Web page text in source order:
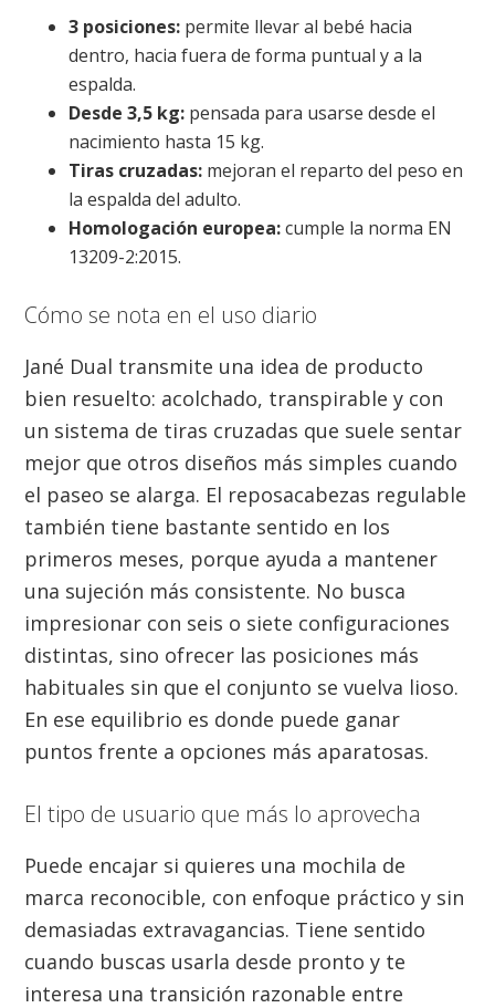
3 posiciones: permite llevar al bebé hacia
dentro, hacia fuera de forma puntual y a la
espalda.
Desde 3,5 kg: pensada para usarse desde el
nacimiento hasta 15 kg.
Tiras cruzadas: mejoran el reparto del peso en
la espalda del adulto.
Homologación europea:cumple la norma EN
13209-2:2015.
Cómo se nota en el uso diario
Jané Dual transmite una idea de producto
bien resuelto: acolchado, transpirable y con
un sistema de tiras cruzadas que suele sentar
mejor que otros diseños más simples cuando
el paseo se alarga. El reposacabezas regulable
también tiene bastante sentido en los
primeros meses, porque ayuda a mantener
una sujeción más consistente. No busca
impresionar con seis o siete configuraciones
distintas, sino ofrecer las posiciones más
habituales sin que el conjunto se vuelva lioso.
En ese equilibrio es donde puede ganar
puntos frente a opciones más aparatosas.
El tipo de usuario que más lo aprovecha
Puede encajar si quieres una mochila de
marca reconocible, con enfoque práctico y sin
demasiadas extravagancias. Tiene sentido
cuando buscas usarla desde pronto y te
interesa una transición razonable entre